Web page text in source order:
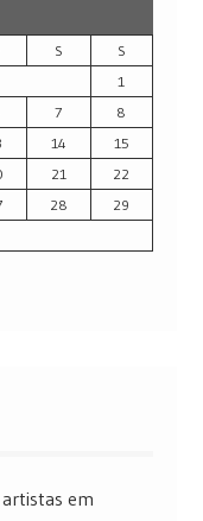
S
S
1
7
8
14
15
21
22
28
29
em